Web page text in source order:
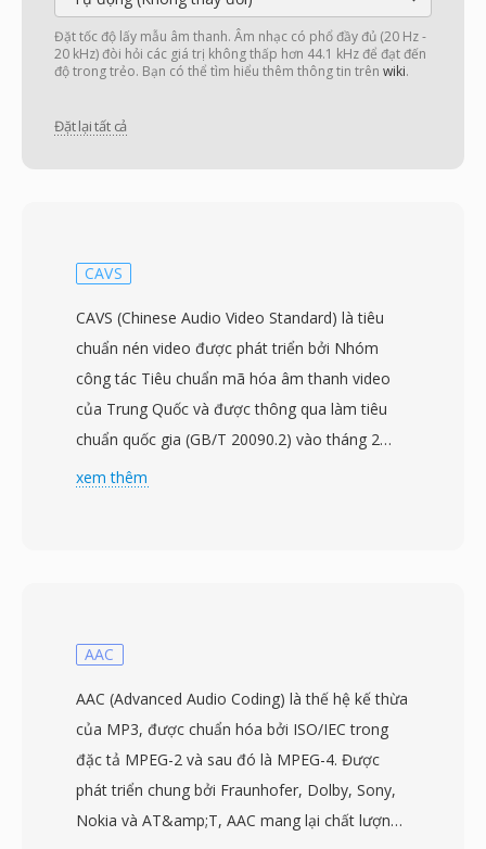
Đặt tốc độ lấy mẫu âm thanh. Âm nhạc có phổ đầy đủ (20 Hz -
20 kHz) đòi hỏi các giá trị không thấp hơn 44.1 kHz để đạt đến
độ trong trẻo. Bạn có thể tìm hiểu thêm thông tin trên wiki.
Đặt lại tất cả
CAVS
CAVS (Chinese Audio Video Standard) là tiêu
chuẩn nén video được phát triển bởi Nhóm
công tác Tiêu chuẩn mã hóa âm thanh video
của Trung Quốc và được thông qua làm tiêu
chuẩn quốc gia (GB/T 20090.2) vào tháng 2
năm 2006. Dự án bắt đầu từ năm 2002 với
đương với H.264/AVC trong khi sử dụng khung
phép thấp hơn đáng kể. Tiêu chuẩn hỗ trợ độ
phân giải video từ độ nét tiêu chuẩn đến độ nét
cao, phù hợp cho cả phát sóng truyền hình số
mặt đất và truyền phát băng thông rộng. Các
tính năng kỹ thuật chính bao gồm biến đổi khối
xem thêm
AAC
AAC (Advanced Audio Coding) là thế hệ kế thừa
của MP3, được chuẩn hóa bởi ISO/IEC trong
đặc tả MPEG-2 và sau đó là MPEG-4. Được
phát triển chung bởi Fraunhofer, Dolby, Sony,
Nokia và AT&amp;T, AAC mang lại chất lượng